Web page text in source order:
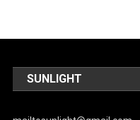
SUNLIGHT